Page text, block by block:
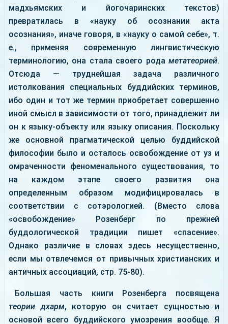
мадхьямских и йогочаринских текстов)
превратилась в «науку об осознании акта
осознания», иначе говоря, в «науку о самой себе», т.
е., применяя современную лингвистическую
терминологию, она стала своего рода метатеорией.
Отсюда — труднейшая задача различного
истолкования специальных буддийских терминов,
ибо один и тот же термин приобретает совершенно
иной смысл в зависимости от того, принадлежит ли
он к языку-объекту или языку описания. Поскольку
же основной прагматической целью буддийской
философии было и осталось освобождение от уз и
омраченности феноменального существования, то
на каждом этапе своего развития она
определенным образом модифицировалась в
соответствии с сотэрологией. (Вместо слова
«освобождение» Розенберг по прежней
буддологической традиции пишет «спасение».
Однако различие в словах здесь несущественно,
если мы отвлечемся от привычных христианских и
античных ассоциаций, стр. 75-80).
Большая часть книги Розенберга посвящена
теории дхарм, которую он считает сущностью и
основой всего буддийского умозрения вообще. Я